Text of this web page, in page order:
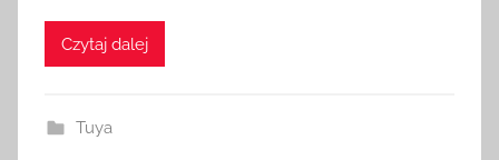
Czytaj dalej
Tuya